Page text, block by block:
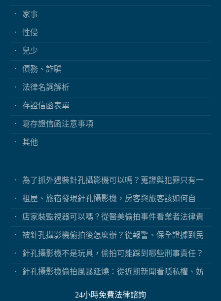
家事
性侵
兒少
債務、詐騙
法律名詞解析
存證信函表單
寫存證信函注意事項
其他
為了抓外遇裝針孔攝影機可以嗎？蒐證與犯罪只有一
租屋、旅宿發現針孔攝影機，房客與旅客該如何自
店家裝監視器可以嗎？從醫美偷拍事件看業者法律責
被針孔攝影機偷拍後怎麼辦？從報警、保全證據到民
針孔攝影機不是玩具，偷拍可能踩到哪些刑事責任？
針孔攝影機偷拍風暴延燒：從近期新聞看隱私權、妨
24小時免費法律諮詢